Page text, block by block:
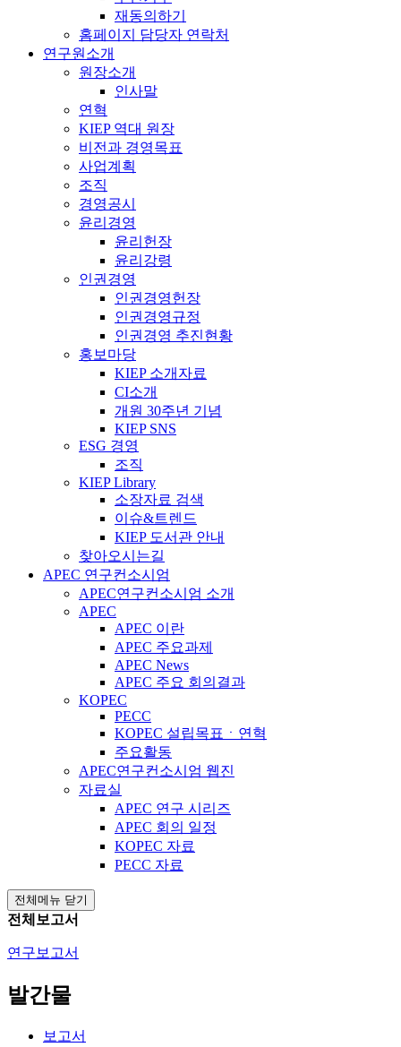
재동의하기
홈페이지 담당자 연락처
연구원소개
원장소개
인사말
연혁
KIEP 역대 원장
비전과 경영목표
사업계획
조직
경영공시
윤리경영
윤리헌장
윤리강령
인권경영
인권경영헌장
인권경영규정
인권경영 추진현황
홍보마당
KIEP 소개자료
CI소개
개원 30주년 기념
KIEP SNS
ESG 경영
조직
KIEP Library
소장자료 검색
이슈&트렌드
KIEP 도서관 안내
찾아오시는길
APEC 연구컨소시엄
APEC연구컨소시엄 소개
APEC
APEC 이란
APEC 주요과제
APEC News
APEC 주요 회의결과
KOPEC
PECC
KOPEC 설립목표ㆍ연혁
주요활동
APEC연구컨소시엄 웹진
자료실
APEC 연구 시리즈
APEC 회의 일정
KOPEC 자료
PECC 자료
전체메뉴 닫기
전체보고서
연구보고서
발간물
보고서